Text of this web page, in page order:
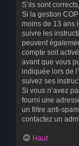
S’ils sont
Si la gestion
moins de 13 ans
suivre les
peuvent
compte soit
avant que vous
indiquée lors de
suivez ses
Si vous n’avez
fourni une
un filtre anti-
contactez un
Haut